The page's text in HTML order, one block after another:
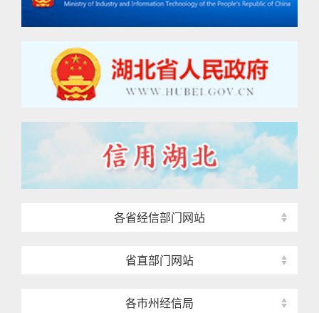
各省经信部门网站
省直部门网站
各市州经信局